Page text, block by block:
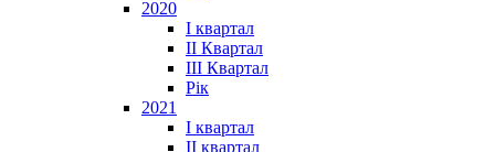
2020
I квартал
II Квартал
III Квартал
Рік
2021
I квартал
II квартал